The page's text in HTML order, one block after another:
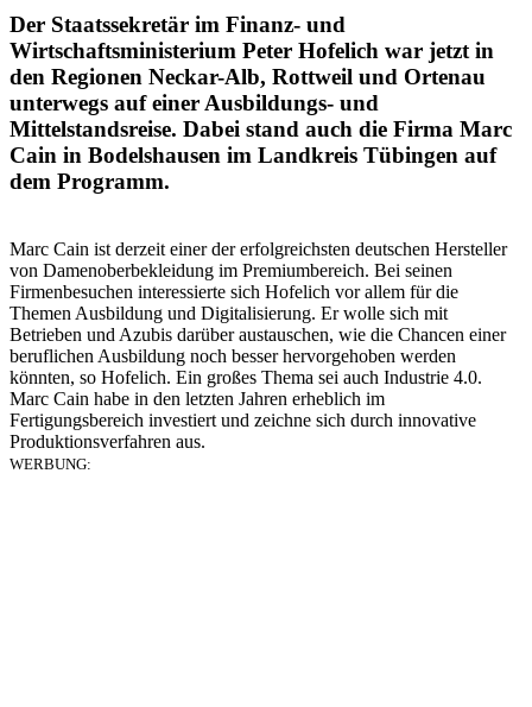
Der Staatssekretär im Finanz- und
Wirtschaftsministerium Peter Hofelich war jetzt in
den Regionen Neckar-Alb, Rottweil und Ortenau
unterwegs auf einer Ausbildungs- und
Mittelstandsreise. Dabei stand auch die Firma Marc
Cain in Bodelshausen im Landkreis Tübingen auf
dem Programm.
Marc Cain ist derzeit einer der erfolgreichsten deutschen Hersteller
von Damenoberbekleidung im Premiumbereich. Bei seinen
Firmenbesuchen interessierte sich Hofelich vor allem für die
Themen Ausbildung und Digitalisierung. Er wolle sich mit
Betrieben und Azubis darüber austauschen, wie die Chancen einer
beruflichen Ausbildung noch besser hervorgehoben werden
könnten, so Hofelich. Ein großes Thema sei auch Industrie 4.0.
Marc Cain habe in den letzten Jahren erheblich im
Fertigungsbereich investiert und zeichne sich durch innovative
Produktionsverfahren aus.
WERBUNG: